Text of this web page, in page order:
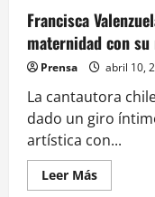
Salón
de
la
Fama
del
Rock
Roll
y
Shakira
queda
fuera
en
2026
Francisca
maternidad con
Prensa abril 10,
La cantautora
dado un giro
artística con...
Leer MásLeer
más